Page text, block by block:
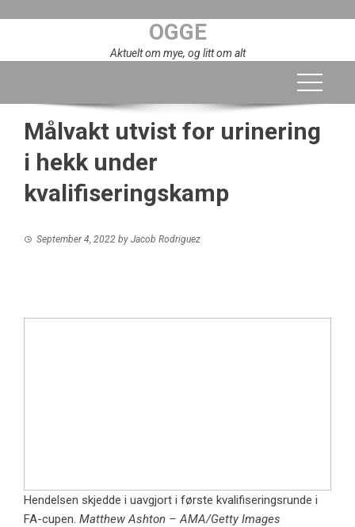
OGGE
Aktuelt om mye, og litt om alt
Målvakt utvist for urinering
i hekk under
kvalifiseringskamp
September 4, 2022 by Jacob Rodriguez
Hendelsen skjedde i uavgjort i første kvalifiseringsrunde i
FA-cupen. Matthew Ashton – AMA/Getty Images